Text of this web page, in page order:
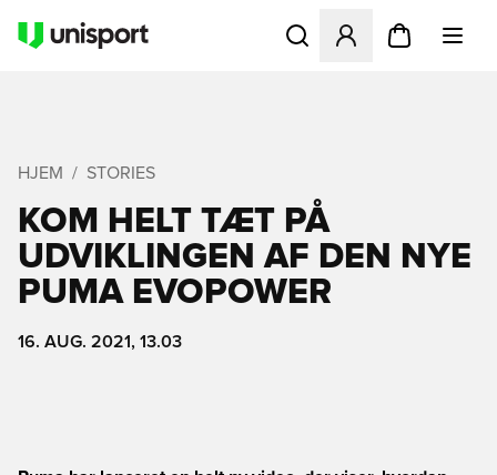
Åbner en Modal til at
HJEM STORIES
KOM HELT TÆT PÅ
UDVIKLINGEN AF DEN NYE
PUMA EVOPOWER
16. AUG. 2021, 13.03